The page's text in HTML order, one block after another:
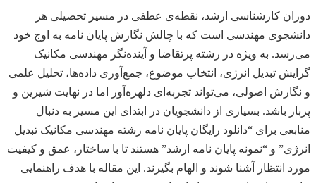
دوران کارشناسی ارشد، نقطه‌ی عطفی در مسیر تحصیلی هر
دانشجوی مهندسی است که با چالش نگارش پایان نامه به اوج خود
می‌رسد. به ویژه در رشته پرتقاضا و آینده‌نگر مهندسی مکانیک
گرایش تبدیل انرژی، انتخاب موضوع، جمع‌آوری داده‌ها، تحلیل علمی
و نگارش اصولی، می‌تواند تجربه‌ای دلهره‌آور اما در نهایت شیرین و
پربار باشد. بسیاری از دانشجویان در ابتدای این مسیر به دنبال
منابعی برای “دانلود رایگان پایان نامه رشته مهندسی مکانیک تبدیل
انرژی” و “نمونه پایان نامه ارشد” هستند تا با ساختار، عمق و کیفیت
مورد انتظار آشنا شوند و الهام بگیرند. این مقاله با هدف راهنمایی